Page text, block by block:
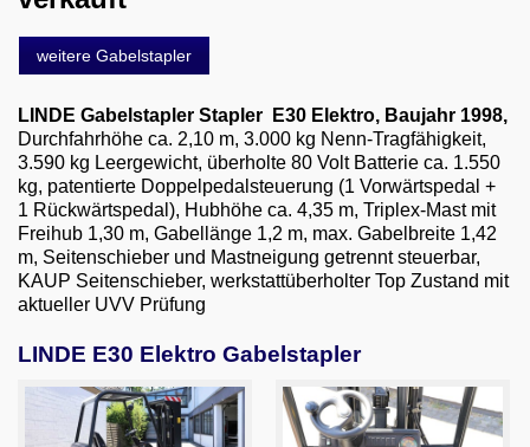
Service
Wir über uns
06103-9744-0
Email
English
weitere Gabelstapler
LINDE Gabelstapler Stapler E30 Elektro, Baujahr 1998,
Durchfahrhöhe ca. 2,10 m, 3.000 kg Nenn-Tragfähigkeit,
3.590 kg Leergewicht, überholte 80 Volt Batterie ca. 1.550
kg, patentierte Doppelpedalsteuerung (1 Vorwärtspedal +
1 Rückwärtspedal), Hubhöhe ca. 4,35 m, Triplex-Mast mit
Freihub 1,30 m, Gabellänge 1,2 m, max. Gabelbreite 1,42
m, Seitenschieber und Mastneigung getrennt steuerbar,
KAUP Seitenschieber, werkstattüberholter Top Zustand mit
aktueller UVV Prüfung
LINDE E30 Elektro Gabelstapler